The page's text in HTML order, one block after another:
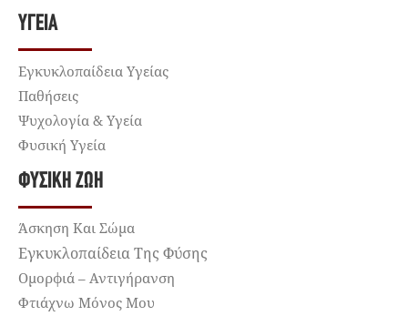
ΥΓΕΊΑ
Εγκυκλοπαίδεια Υγείας
Παθήσεις
Ψυχολογία & Υγεία
Φυσική Υγεία
ΦΥΣΙΚΉ ΖΩΉ
Άσκηση Και Σώμα
Εγκυκλοπαίδεια Της Φύσης
Ομορφιά – Αντιγήρανση
Φτιάχνω Μόνος Μου